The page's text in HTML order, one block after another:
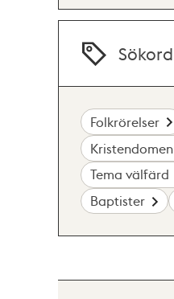
Sökord
Folkrörelser
Kristendomen
Tema välfärd
Baptister